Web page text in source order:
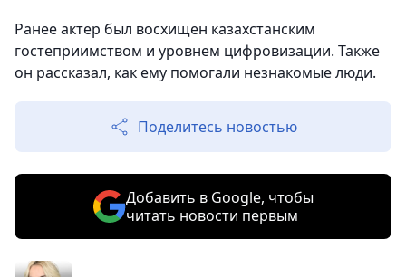
Ранее актер был восхищен казахстанским
гостеприимством и уровнем цифровизации. Также
он рассказал, как ему помогали незнакомые люди.
Поделитесь новостью
Добавить в Google, чтобы
читать новости первым